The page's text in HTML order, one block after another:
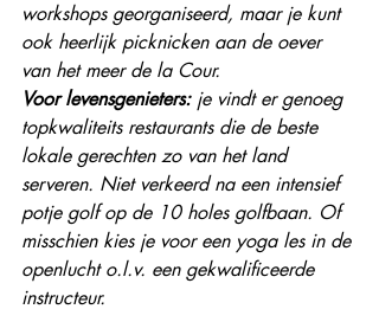
workshops georganiseerd, maar je kunt
ook heerlijk picknicken aan de oever
van het meer de la Cour.
Voor levensgenieters: je vindt er genoeg
topkwaliteits restaurants die de beste
lokale gerechten zo van het land
serveren. Niet verkeerd na een intensief
potje golf op de 10 holes golfbaan. Of
misschien kies je voor een yoga les in de
openlucht o.l.v. een gekwalificeerde
instructeur.